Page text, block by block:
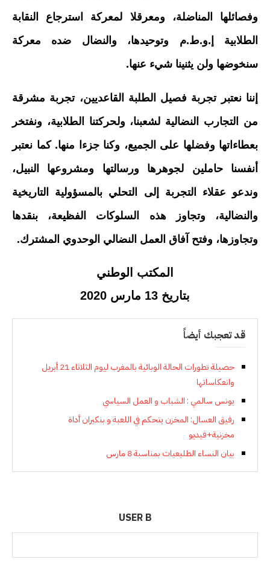
وفصائلها المناضلة، ومعرقلا لمعركة استرجاع النقابة
الطلابية إ.و.ط.م وتوحيدها، والنضال ضده معركة
سنخوضها ولن يثنينا شيء عنها.
إننا نعتبر تجربة فصيل الطلبة القاعديين، تجربة مشرقة
من التجارب النضالية لشعبنا، ولحركتنا الطلابية، ونفتخر
بعطاءاتها وفضلها على الجميع، وكنا جزءا منها. كما نعتبر
أنفسنا حاملين لجوهرها ورسالتها ومشروعها النبيل،
وندعو عقلاء التجربة إلى التحلي بالمسؤولية التاريخية
والنضالية، وتجاوز هذه السلوكات الفظيعة، بنقدها
وتجاوزها، وفتح آفاق العمل النضالي الوحدوي المشترك.
المكتب الوطني
بتاريخ 13 مارس 2020
قد تعجبك أيضاً
حصيلة تطورات الحالة الوبائية بالمغرب ليوم الثلاثاء 21 أبريل
وانعكاساتها
يونس سالمي : الشباب و العمل السياسي
رفيق العسال: المخزن يتحكم في اللعبة و بنكيران أداة
مخزنية+فيديو
بيان النساء الطليعيات بمناسبة 8 مارس
USER B